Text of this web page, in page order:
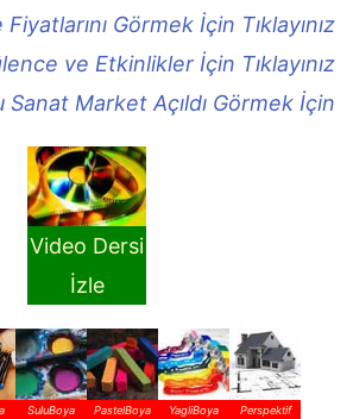
Görmek İçin Tıklayınız
ve Etkinlikler İçin Tıklayınız
Sanat Market Açıldı Görmek İçin
Video Dersi
İzle
SuluBoya PastelBoya YagliBoya Perspektif